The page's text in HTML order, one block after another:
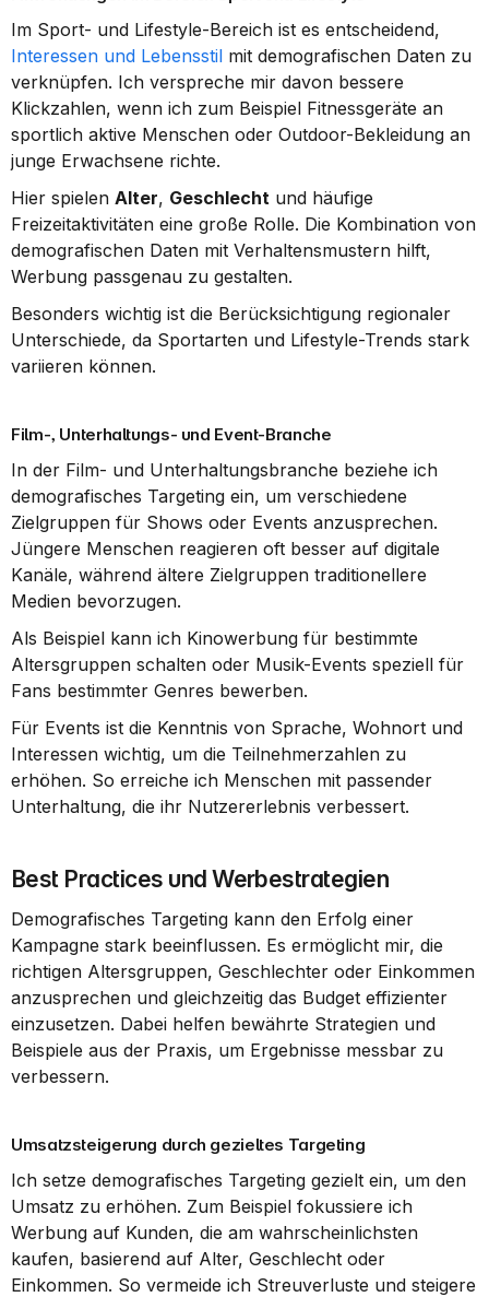
Interessen und Lebensstil mit demografischen Daten zu
verknüpfen. Ich verspreche mir davon bessere
Klickzahlen, wenn ich zum Beispiel Fitnessgeräte an
sportlich aktive Menschen oder Outdoor-Bekleidung an
junge Erwachsene richte.
Hier spielen Alter, Geschlecht und häufige
Freizeitaktivitäten eine große Rolle. Die Kombination von
demografischen Daten mit Verhaltensmustern hilft,
Werbung passgenau zu gestalten.
Besonders wichtig ist die Berücksichtigung regionaler
Unterschiede, da Sportarten und Lifestyle-Trends stark
variieren können.
Film-, Unterhaltungs- und Event-Branche
In der Film- und Unterhaltungsbranche beziehe ich
demografisches Targeting ein, um verschiedene
Zielgruppen für Shows oder Events anzusprechen.
Jüngere Menschen reagieren oft besser auf digitale
Kanäle, während ältere Zielgruppen traditionellere
Medien bevorzugen.
Als Beispiel kann ich Kinowerbung für bestimmte
Altersgruppen schalten oder Musik-Events speziell für
Fans bestimmter Genres bewerben.
Für Events ist die Kenntnis von Sprache, Wohnort und
Interessen wichtig, um die Teilnehmerzahlen zu
erhöhen. So erreiche ich Menschen mit passender
Unterhaltung, die ihr Nutzererlebnis verbessert.
Best Practices und Werbestrategien
Demografisches Targeting kann den Erfolg einer
Kampagne stark beeinflussen. Es ermöglicht mir, die
richtigen Altersgruppen, Geschlechter oder Einkommen
anzusprechen und gleichzeitig das Budget effizienter
einzusetzen. Dabei helfen bewährte Strategien und
Beispiele aus der Praxis, um Ergebnisse messbar zu
verbessern.
Umsatzsteigerung durch gezieltes Targeting
Ich setze demografisches Targeting gezielt ein, um den
Umsatz zu erhöhen. Zum Beispiel fokussiere ich
Werbung auf Kunden, die am wahrscheinlichsten
kaufen, basierend auf Alter, Geschlecht oder
Einkommen. So vermeide ich Streuverluste und steigere